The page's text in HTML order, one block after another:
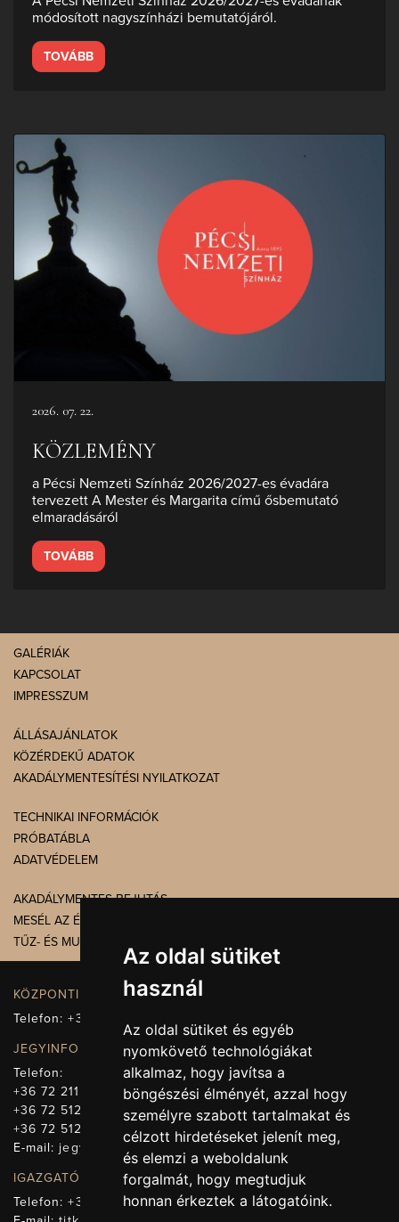
Az oldal sütiket
használ
Az oldal sütiket és egyéb
nyomkövető technológiákat
alkalmaz, hogy javítsa a
böngészési élményét, azzal hogy
személyre szabott tartalmakat és
célzott hirdetéseket jelenít meg,
és elemzi a weboldalunk
forgalmát, hogy megtudjuk
honnan érkeztek a látogatóink.
módosított nagyszínházi bemutatójáról.
TOVÁBB
2026. 07. 22.
KÖZLEMÉNY
a Pécsi Nemzeti Színház 2026/2027-es évadára
tervezett A Mester és Margarita című ősbemutató
elmaradásáról
TOVÁBB
GALÉRIÁK
KAPCSOLAT
IMPRESSZUM
ÁLLÁSAJÁNLATOK
KÖZÉRDEKŰ ADATOK
AKADÁLYMENTESÍTÉSI NYILATKOZAT
TECHNIKAI INFORMÁCIÓK
PRÓBATÁBLA
ADATVÉDELEM
AKADÁLYMENTES BEJUTÁS
MESÉL AZ ÉPÜLET
TŰZ- ÉS MUNKAVÉDELEM
KÖZPONTI ELÉRHETŐSÉG, TELEFONKÖZPONT
Telefon:+36 72 512-660
JEGYINFORMÁCIÓ
Telefon:
+36 72 211-965
+36 72 512-669
+36 72 512-675
E-mail: jegy@pnsz.hu
IGAZGATÓSÁG, TITKÁRSÁG
Telefon:+36 72 512-671